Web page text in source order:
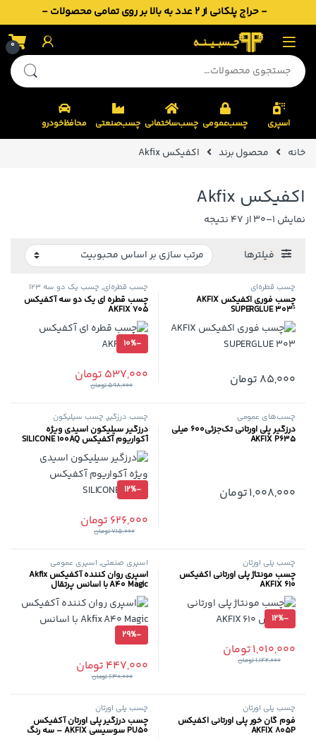
- حراج پلکانی از 2 عدد به بالا بر روی تمامی محصولات -
Skip to navigation
Skip to content
0
جستجو برای:
اسپری چسب‌عمومی چسب‌ساختمانی چسب‌صنعتی محافظ‌خودرو
خانه محصول برند اکفیکس Akfix
اکفیکس Akfix
نمایش 1–30 از 47 نتیجه Sorted by popularity
فیلترها
چسب قطره‌ای
چسب فوری اکفیکس AKFIX
SUPERGLUE 303⁵
85,000 تومان
چسب قطره‌ای, چسب یک دو سه 123
چسب قطره ای یک دو سه آکفیکس
AKFIX 705
-
10%
537,000 تومان
598,000تومان
چسب‌های عمومی
درزگیر پلی اورتانی تک‌جزئی600 میلی
AKFIX P635
1,008,000تومان
چسب درزگیر, چسب سیلیکون
درزگیر سیلیکون اسیدی ویژه
آکواریوم آکفیکس SILICONE 100AQ
-
12%
626,000 تومان
715,000تومان
چسب پلی اورتان
چسب مونتاژ پلی اورتانی اکفیکس
610 AKFIX
-
12%
1,010,000تومان
1,142,000تومان
اسپری صنعتی, اسپری عمومی
اسپری روان کننده آکفیکس Akfix
A40 Magic با اسانس پرتقال
-
29%
447,000 تومان
630,000تومان
چسب پلی اورتان
فوم گان خور پلی اورتانی اکفیکس
AKFIX 805P
چسب پلی اورتان
چسب درزگیر پلی اورتان آکفیکس
PU50 سوسیسی AKFIX – سه رنگ